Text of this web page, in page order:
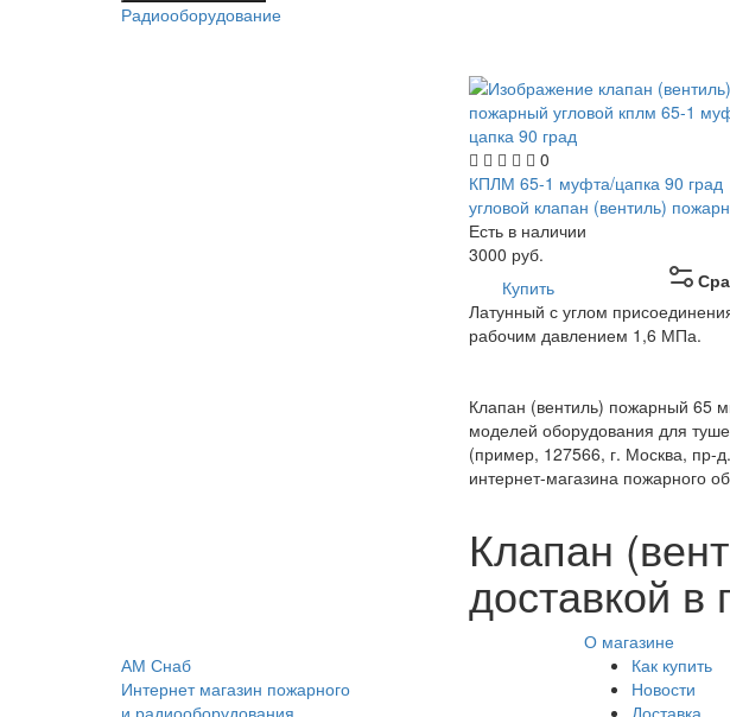
Радиооборудование
0
КПЛМ 65-1 муфта/цапка 90 град
угловой клапан (вентиль)
Есть в наличии
3000 руб.
Купить
Латунный с углом
рабочим давлением 1,6 МПа.
Клапан (вентиль) пожарный 65
моделей оборудования для
(пример, 127566, г. Москва, пр-
интернет-магазина пожарного
Клапан
доставкой в
АМ Снаб
Интернет магазин пожарного
и радиооборудования
О магазине
Как купить
Новости
Доставка